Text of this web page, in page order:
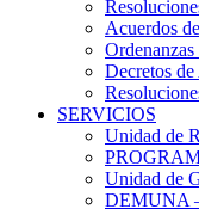
Acuerdos
Decretos
SERVICIOS
Unidad de
Unidad de
DEMUNA